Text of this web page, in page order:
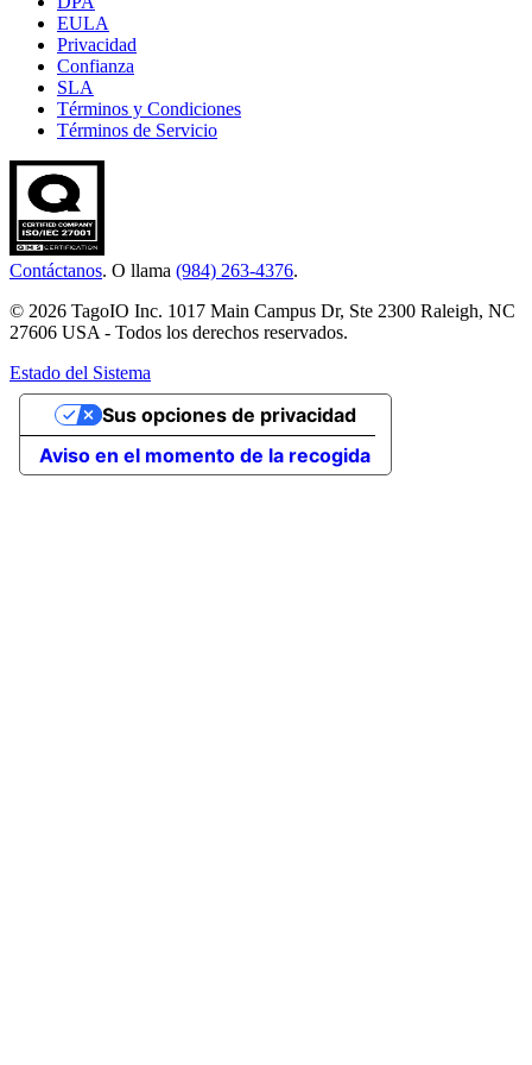
EULA
Privacidad
Confianza
SLA
Términos y Condiciones
Términos de Servicio
Contáctanos. O llama (984) 263-4376.
© 2026 TagoIO Inc. 1017 Main Campus Dr, Ste 2300 Raleigh, NC
27606 USA - Todos los derechos reservados.
Estado del Sistema
Aviso en el momento de la recogida
Sus opciones de privacidad